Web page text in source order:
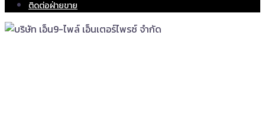
ติดต่อฝ่ายขาย